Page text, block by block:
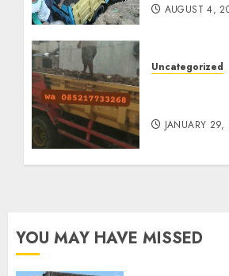
AUGUST 4,
Uncategorized
JANUARY
YOU MAY HAVE MISSED